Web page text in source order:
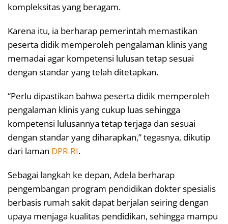
kompleksitas yang beragam.
Karena itu, ia berharap pemerintah memastikan
peserta didik memperoleh pengalaman klinis yang
memadai agar kompetensi lulusan tetap sesuai
dengan standar yang telah ditetapkan.
“Perlu dipastikan bahwa peserta didik memperoleh
pengalaman klinis yang cukup luas sehingga
kompetensi lulusannya tetap terjaga dan sesuai
dengan standar yang diharapkan,” tegasnya, dikutip
dari laman DPR RI.
Sebagai langkah ke depan, Adela berharap
pengembangan program pendidikan dokter spesialis
berbasis rumah sakit dapat berjalan seiring dengan
upaya menjaga kualitas pendidikan, sehingga mampu